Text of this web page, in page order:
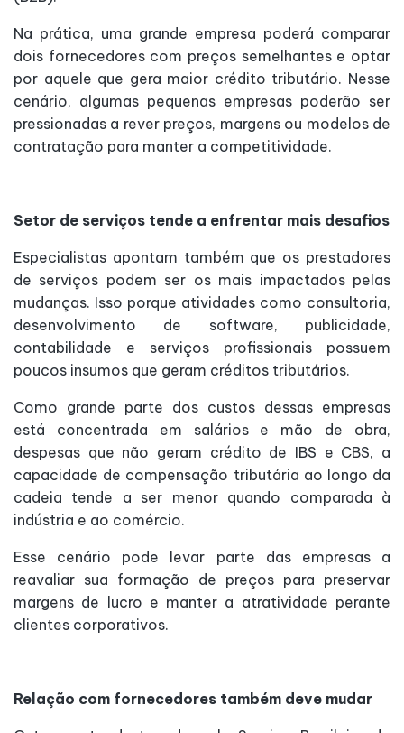
Na prática, uma grande empresa poderá comparar
dois fornecedores com preços semelhantes e optar
por aquele que gera maior crédito tributário. Nesse
cenário, algumas pequenas empresas poderão ser
pressionadas a rever preços, margens ou modelos de
contratação para manter a competitividade.
Setor de serviços tende a enfrentar mais desafios
Especialistas apontam também que os prestadores
de serviços podem ser os mais impactados pelas
mudanças. Isso porque atividades como consultoria,
desenvolvimento de software, publicidade,
contabilidade e serviços profissionais possuem
poucos insumos que geram créditos tributários.
Como grande parte dos custos dessas empresas
está concentrada em salários e mão de obra,
despesas que não geram crédito de IBS e CBS, a
capacidade de compensação tributária ao longo da
cadeia tende a ser menor quando comparada à
indústria e ao comércio.
Esse cenário pode levar parte das empresas a
reavaliar sua formação de preços para preservar
margens de lucro e manter a atratividade perante
clientes corporativos.
Relação com fornecedores também deve mudar